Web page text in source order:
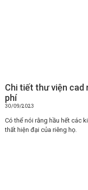
Chi tiết thư viện cad
phí
30/09/2023
Có thể nói rằng hầu hết các
thất hiện đại của riêng họ.